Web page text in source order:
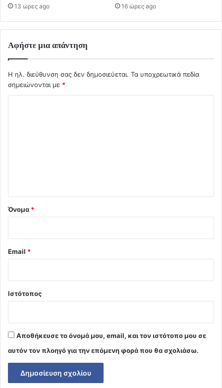
13 ώρες ago 16 ώρες ago
Αφήστε μια απάντηση
Η ηλ. διεύθυνση σας δεν δημοσιεύεται. Τα υποχρεωτικά πεδία
σημειώνονται με *
Όνομα *
Email *
Ιστότοπος
Αποθήκευσε το όνομά μου, email, και τον ιστότοπο μου σε
αυτόν τον πλοηγό για την επόμενη φορά που θα σχολιάσω.